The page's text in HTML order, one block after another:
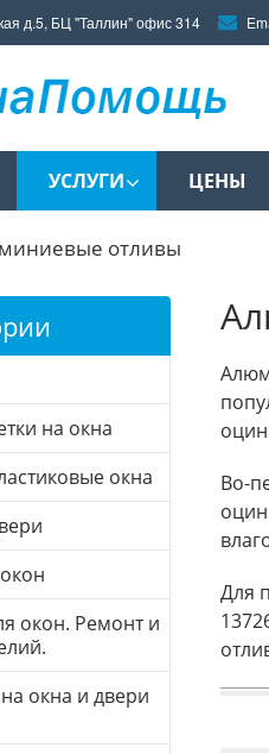
д.5, БЦ "Таллин" офис 314
УСЛУГИ ЦЕНЫ
отливы
Во-
Для
на окна
окна
окон. Ремонт и
окна и двери